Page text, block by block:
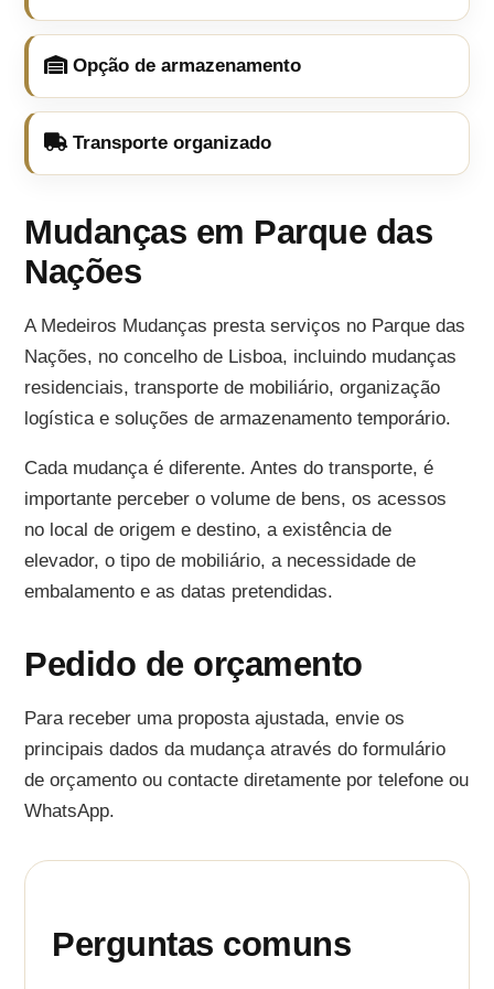
Opção de armazenamento
Transporte organizado
Mudanças em Parque das
Nações
A Medeiros Mudanças presta serviços no Parque das
Nações, no concelho de Lisboa, incluindo mudanças
residenciais, transporte de mobiliário, organização
logística e soluções de armazenamento temporário.
Cada mudança é diferente. Antes do transporte, é
importante perceber o volume de bens, os acessos
no local de origem e destino, a existência de
elevador, o tipo de mobiliário, a necessidade de
embalamento e as datas pretendidas.
Pedido de orçamento
Para receber uma proposta ajustada, envie os
principais dados da mudança através do formulário
de orçamento ou contacte diretamente por telefone ou
WhatsApp.
Perguntas comuns